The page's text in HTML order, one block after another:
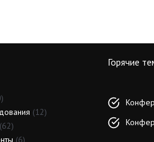
(12)
(62)
(6)
Горячие